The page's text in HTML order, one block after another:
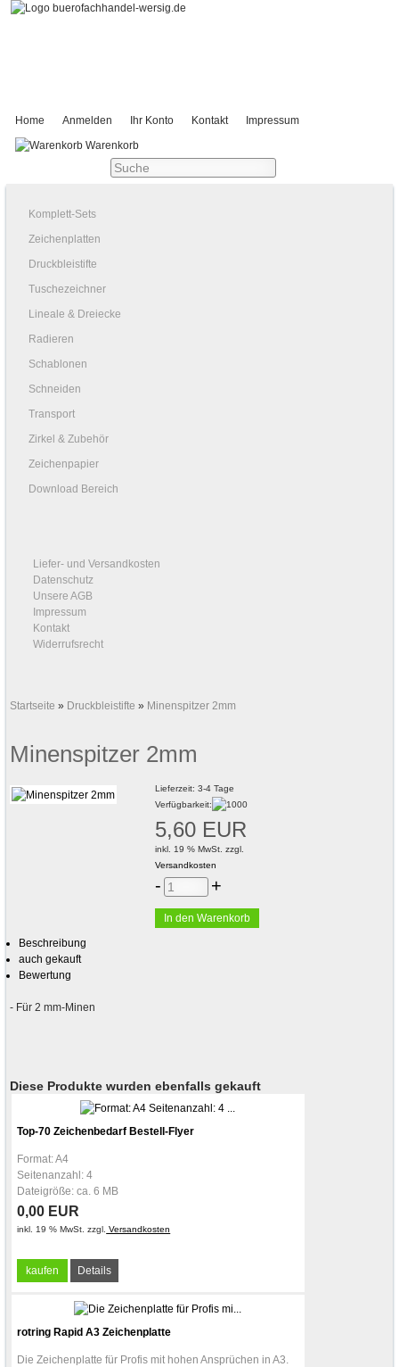
Home Anmelden Ihr Konto Kontakt
Impressum
Warenkorb
Komplett-Sets
Zeichenplatten
Druckbleistifte
Tuschezeichner
Lineale & Dreiecke
Radieren
Schablonen
Schneiden
Transport
Zirkel & Zubehör
Zeichenpapier
Download Bereich
Liefer- und Versandkosten
Datenschutz
Unsere AGB
Impressum
Kontakt
Widerrufsrecht
Startseite » Druckbleistifte » Minenspitzer 2mm
Minenspitzer 2mm
Lieferzeit: 3-4 Tage
Verfügbarkeit:
5,60 EUR
inkl. 19 % MwSt. zzgl.
Versandkosten
- +
Beschreibung
auch gekauft
Bewertung
- Für 2 mm-Minen
Diese Produkte wurden ebenfalls gekauft
Top-70 Zeichenbedarf Bestell-Flyer
Format: A4
Seitenanzahl: 4
Dateigröße: ca. 6 MB
0,00 EUR
inkl. 19 % MwSt. zzgl. Versandkosten
kaufen Details
rotring Rapid A3 Zeichenplatte
Die Zeichenplatte für Profis mit hohen Ansprüchen in A3.